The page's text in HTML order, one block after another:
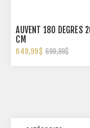
AUVENT 180 DEGRÉS
CM
649,99$ 699,99$